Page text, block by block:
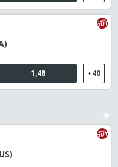
1,48 +40